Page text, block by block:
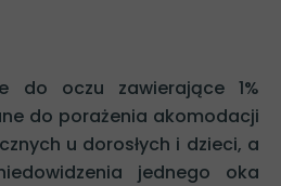
do oczu zawierające 1%
do porażenia akomodacji
u dorosłych i dzieci, a
jednego oka